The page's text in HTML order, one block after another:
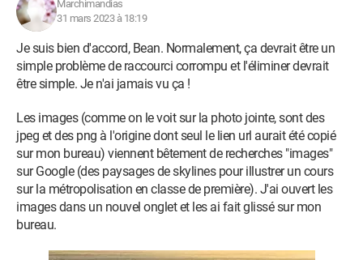
Marchimandias
31 mars 2023 à 18:19
Je suis bien d'accord, Bean. Normalement, ça devrait être un
simple problème de raccourci corrompu et l'éliminer devrait
être simple. Je n'ai jamais vu ça !
Les images (comme on le voit sur la photo jointe, sont des
jpeg et des png à l'origine dont seul le lien url aurait été copié
sur mon bureau) viennent bêtement de recherches "images"
sur Google (des paysages de skylines pour illustrer un cours
sur la métropolisation en classe de première). J'ai ouvert les
images dans un nouvel onglet et les ai fait glissé sur mon
bureau.